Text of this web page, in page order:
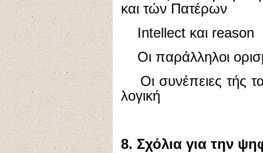
και τών Πατέρων
Intellect και reason
Οι παράλληλοι
Οι συνέπειες τής
λογική
8. Σχόλια για την